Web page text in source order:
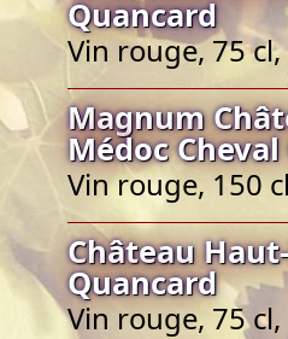
Quancard
Vin rouge, 75
Magnum
Médoc
Vin rouge, 150
Château
Quancard
Vin rouge, 75